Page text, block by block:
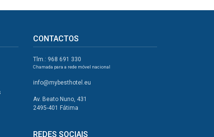
CONTACTOS
Tlm.: 968 691 330
Chamada para a rede móvel nacional
info@mybesthotel.eu
Av. Beato Nuno, 431
2495-401 Fátima
REDES SOCIAIS